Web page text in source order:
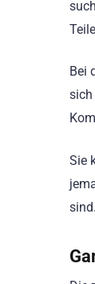
Bei
sich
Sie
sind.